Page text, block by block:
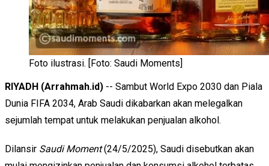
Foto ilustrasi. [Foto: Saudi Moments]
RIYADH (Arrahmah.id) -- Sambut World Expo 2030 dan Piala
Dunia FIFA 2034, Arab Saudi dikabarkan akan melegalkan
sejumlah tempat untuk melakukan penjualan alkohol.
Dilansir Saudi Moment(24/5/2025), Saudi disebutkan akan